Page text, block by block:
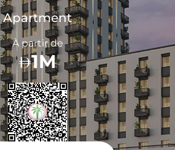
Apartment
À partir de
1M